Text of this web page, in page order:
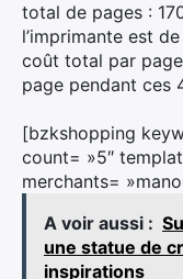
total de pages :
l’imprimante est
coût total par
page pendant ces
[bzkshopping
count= »5″
merchants=
A voir aussi :
une statue de
inspirations